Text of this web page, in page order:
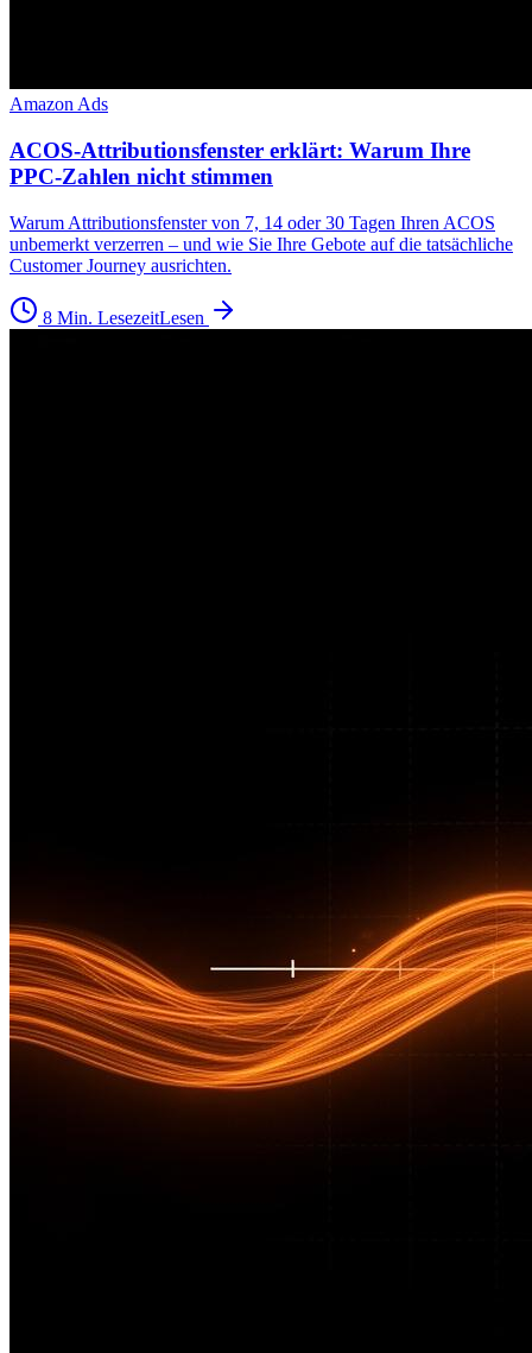
Amazon Ads
ACOS-Attributionsfenster erklärt: Warum Ihre
PPC-Zahlen nicht stimmen
Warum Attributionsfenster von 7, 14 oder 30 Tagen Ihren ACOS
unbemerkt verzerren – und wie Sie Ihre Gebote auf die tatsächliche
Customer Journey ausrichten.
8 Min. LesezeitLesen